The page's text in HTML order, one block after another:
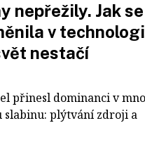
nepřežily. Jak
v
nestačí
přinesl dominanci v
slabinu: plýtvání zdroji a